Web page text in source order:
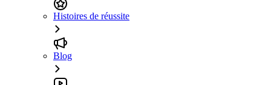
Histoires de réussite
Blog